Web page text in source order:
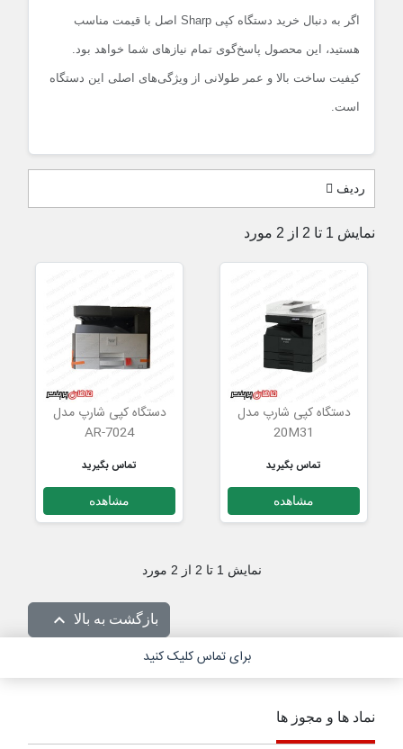
اگر به دنبال خرید دستگاه کپی Sharp اصل با قیمت مناسب
هستید، این محصول پاسخ‌گوی تمام نیازهای شما خواهد بود.
کیفیت ساخت بالا و عمر طولانی از ویژگی‌های اصلی این دستگاه
است.
ردیف
نمایش 1 تا 2 از 2 مورد
دستگاه کپی شارپ مدل
20M31
تماس بگیرید
مشاهده
دستگاه کپی شارپ مدل
AR-7024
تماس بگیرید
مشاهده
نمایش 1 تا 2 از 2 مورد
بازگشت به بالا

برای تماس کلیک کنید
نماد ها و مجوز ها